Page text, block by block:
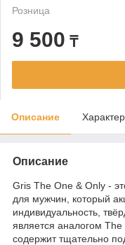
Розница
9 500 ₸
Описание
Описание
Gris The One & Only -
для мужчин, который
индивидуальность,
является аналогом
содержит тщательно